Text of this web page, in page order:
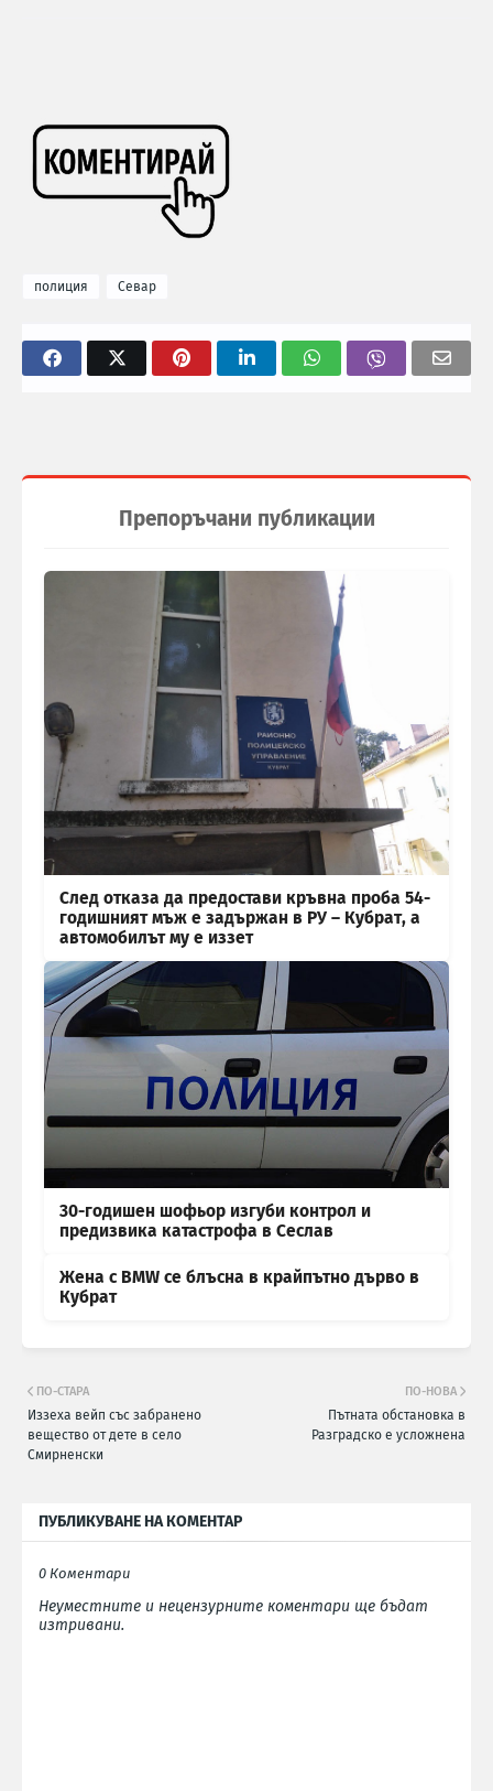
полиция Севар
Препоръчани публикации
След отказа да предостави кръвна проба 54-
годишният мъж е задържан в РУ – Кубрат, а
автомобилът му е иззет
30-годишен шофьор изгуби контрол и
предизвика катастрофа в Сеслав
Жена с BMW се блъсна в крайпътно дърво в
Кубрат
ПО-НОВА
Пътната обстановка в
Разградско е усложнена
ПО-СТАРА
Иззеха вейп със забранено
вещество от дете в село
Смирненски
ПУБЛИКУВАНЕ НА КОМЕНТАР
0 Коментари
Неуместните и нецензурните коментари ще бъдат
изтривани.